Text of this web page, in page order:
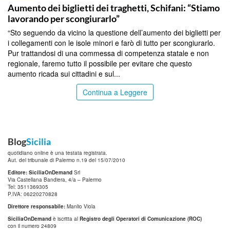
Aumento dei biglietti dei traghetti, Schifani: “Stiamo
lavorando per scongiurarlo”
“Sto seguendo da vicino la questione dell’aumento dei biglietti per
i collegamenti con le isole minori e farò di tutto per scongiurarlo.
Pur trattandosi di una commessa di competenza statale e non
regionale, faremo tutto il possibile per evitare che questo
aumento ricada sui cittadini e sul...
Continua a Leggere
BlogSicilia
quotidiano online è una testata registrata.
Aut. del tribunale di Palermo n.19 del 15/07/2010
Editore: SiciliaOnDemand Srl
Via Castellana Bandiera, 4/a – Palermo
Tel: 3511369305
P.IVA: 06220270828
Direttore responsabile: Manlio Viola
SiciliaOnDemand è iscritta al Registro degli Operatori di Comunicazione (ROC)
con il numero 24809